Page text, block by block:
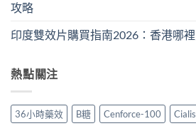
攻略
印度雙效片購買指南2026：香港哪
熱點關注
36小時藥效 B糖 Cenforce-100 Cialis